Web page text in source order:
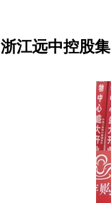
浙江远中控股